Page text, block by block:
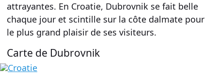
attrayantes. En Croatie, Dubrovnik se fait belle
chaque jour et scintille sur la côte dalmate pour
le plus grand plaisir de ses visiteurs.
Carte de Dubrovnik